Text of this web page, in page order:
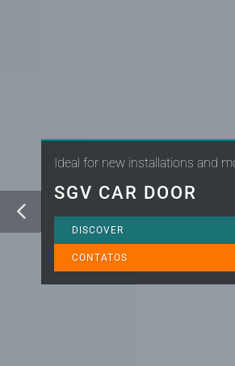
Ideal for new installations and
SGV CAR DOOR
DISCOVER
CONTATOS